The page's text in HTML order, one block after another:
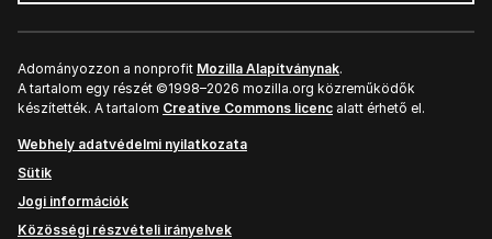
Adományozzon a nonprofit Mozilla Alapítványnak.
A tartalom egy részét ©1998–2026 mozilla.org közreműködők
készítették. A tartalom Creative Commons licenc alatt érhető el.
Webhely adatvédelmi nyilatkozata
Sütik
Jogi információk
Közösségi részvételi irányelvek